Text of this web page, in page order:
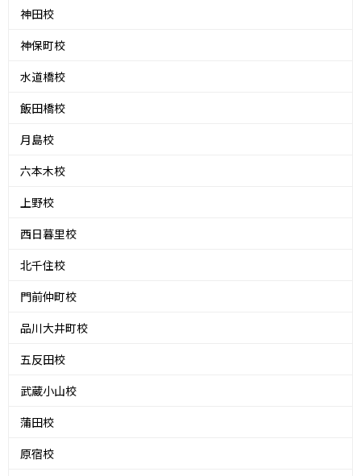
神田校
神保町校
水道橋校
飯田橋校
月島校
六本木校
上野校
西日暮里校
北千住校
門前仲町校
品川大井町校
五反田校
武蔵小山校
蒲田校
原宿校